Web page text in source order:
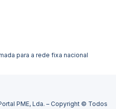
para a rede fixa nacional
PME, Lda. – Copyright © Todos